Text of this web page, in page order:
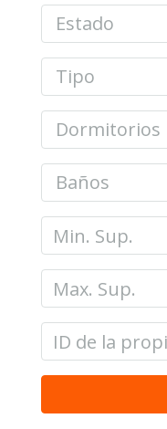
Estado
Tipo
Dormitorios
Baños